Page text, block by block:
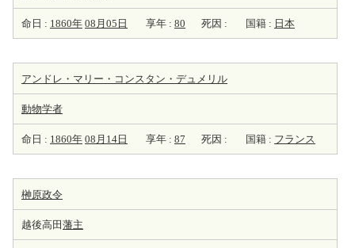
命日 : 1860年 08月05日 享年 : 80 死因 : 国籍 : 日本
アンドレ・マリー・コンスタン・デュメリル
動物学者
命日 : 1860年 08月14日 享年 : 87 死因 : 国籍 : フランス
榊原政令
越後高田 藩主